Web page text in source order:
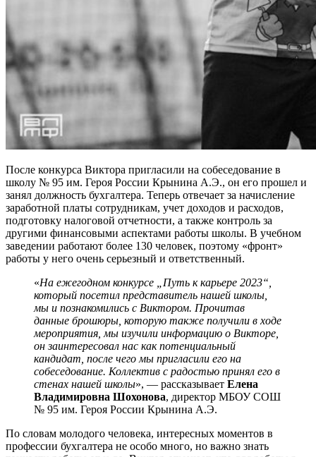
После конкурса Виктора пригласили на собеседование в
школу № 95 им. Героя России Крынина А.Э., он его прошел и
занял должность бухгалтера. Теперь отвечает за начисление
заработной платы сотрудникам, учет доходов и расходов,
подготовку налоговой отчетности, а также контроль за
другими финансовыми аспектами работы школы. В учебном
заведении работают более 130 человек, поэтому «фронт»
работы у него очень серьезный и ответственный.
«На ежегодном конкурсе „Путь к карьере 2023“,
который посетил представитель нашей школы,
мы и познакомились с Виктором. Прочитав
данные брошюры, которую также получили в ходе
мероприятия, мы изучили информацию о Викторе,
он заинтересовал нас как потенциальный
кандидат, после чего мы пригласили его на
собеседование. Коллектив с радостью принял его в
стенах нашей школы», — рассказывает Елена
Владимировна Шохонова, директор МБОУ СОШ
№ 95 им. Героя России Крынина А.Э.
По словам молодого человека, интересных моментов в
профессии бухгалтера не особо много, но важно знать